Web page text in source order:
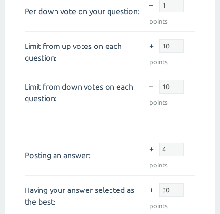
Per down vote on your question:
–
points
Limit from up votes on each
question:
+
points
Limit from down votes on each
question:
–
points
Posting an answer:
+
points
Having your answer selected as
the best:
+
points